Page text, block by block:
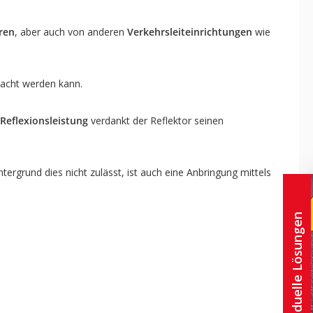
, aber auch von anderen Verkehrsleiteinrichtungen wie
werden kann.
Reflexionsleistung verdankt der Reflektor seinen
dies nicht zulässt, ist auch eine Anbringung mittels
Individuelle Lösungen